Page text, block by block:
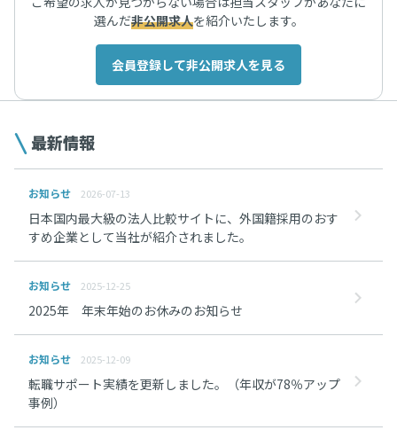
選んだ非公開求人を紹介いたします。
会員登録して非公開求人を見る
最新情報
お知らせ 2026-07-13
日本国内最大級の法人比較サイトに、外国籍採用のおす
すめ企業として当社が紹介されました。
お知らせ 2025-12-25
2025年 年末年始のお休みのお知らせ
お知らせ 2025-12-09
転職サポート実績を更新しました。（年収が78％アップ
事例）